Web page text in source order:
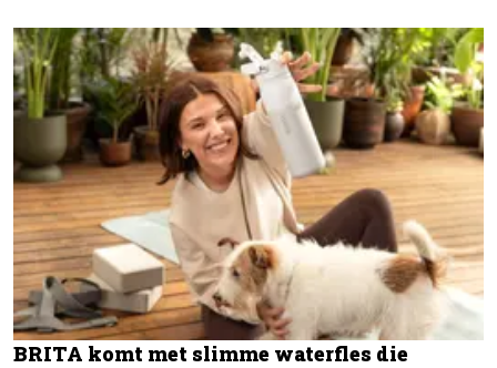
BRITA komt met slimme waterfles die